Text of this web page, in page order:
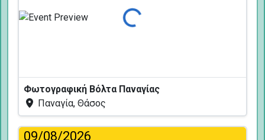
Φόρτωση...
Φωτογραφική Βόλτα Παναγίας
Παναγία, Θάσος
09/08/2026